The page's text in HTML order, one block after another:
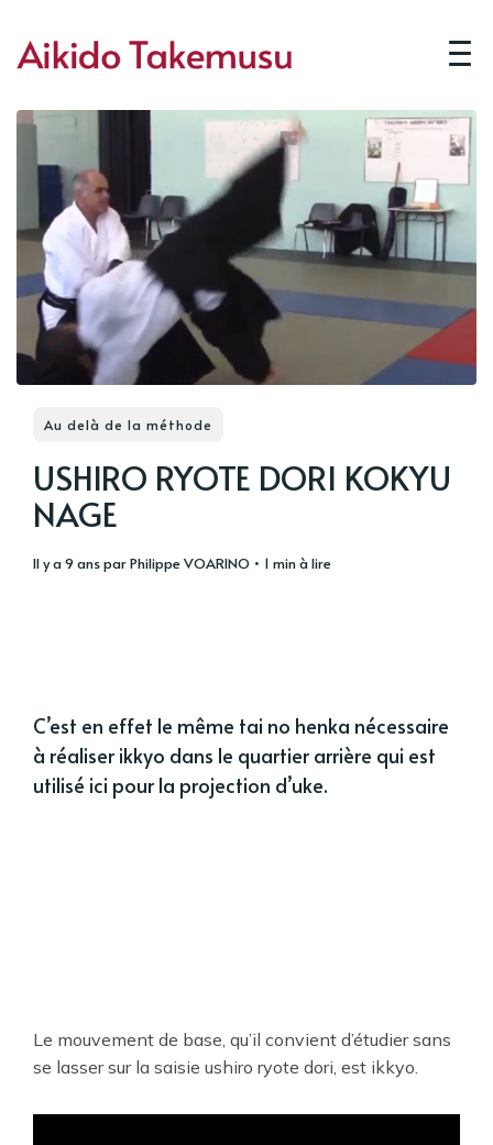
Au delà de la méthode
USHIRO RYOTE DORI KOKYU
NAGE
il y a 9 ansparPhilippe VOARINO • 1 min à lire
C’est en effet le même tai no henka nécessaire
à réaliser ikkyo dans le quartier arrière qui est
utilisé ici pour la projection d’uke.
Le mouvement de base, qu’il convient d’étudier sans
se lasser sur la saisie ushiro ryote dori, est ikkyo.